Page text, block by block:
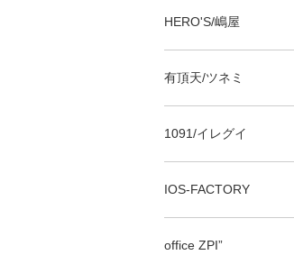
HERO'S/嶋屋
有頂天/ツネミ
1091/イレグイ
IOS-FACTORY
office ZPI”